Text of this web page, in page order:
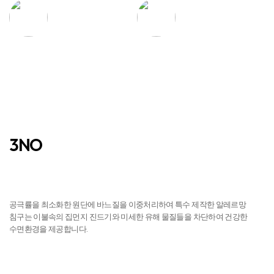
3NO
공극률을 최소화한 원단에 바느질을 이중처리하여 특수 제작한 알레르망
침구는 이불속의 집먼지 진드기와 미세한 유해 물질들을 차단하여 건강한
수면환경을 제공합니다.